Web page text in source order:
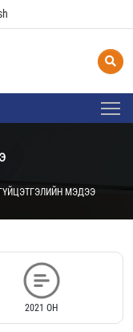
МЭДЭЭ
2021 ОН